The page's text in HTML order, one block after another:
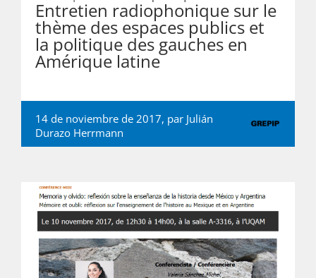
Entretien radiophonique sur le
thème des espaces publics et
la politique des gauches en
Amérique latine
14 de noviembre de 2017, par Julián
Durazo Herrmann